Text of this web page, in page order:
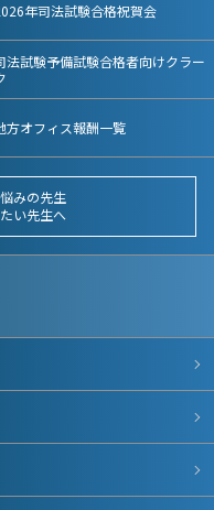
年司法試験合格祝賀会
法試験予備試験合格者向けクラー
方オフィス報酬一覧
みの先生
い先生へ